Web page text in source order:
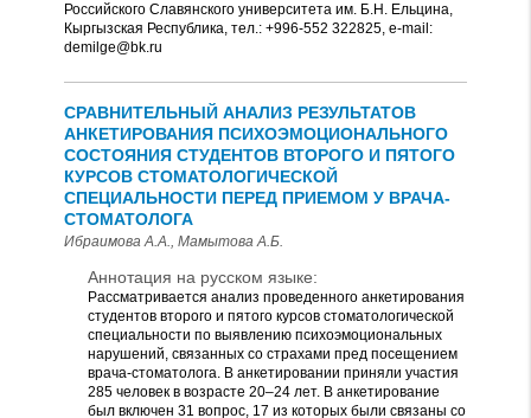
Российского Славянского университета им. Б.Н. Ельцина,
Кыргызская Республика, тел.: +996-552 322825, e-mail:
demilge@bk.ru
СРАВНИТЕЛЬНЫЙ АНАЛИЗ РЕЗУЛЬТАТОВ
АНКЕТИРОВАНИЯ ПСИХОЭМОЦИОНАЛЬНОГО
СОСТОЯНИЯ СТУДЕНТОВ ВТОРОГО И ПЯТОГО
КУРСОВ СТОМАТОЛОГИЧЕСКОЙ
СПЕЦИАЛЬНОСТИ ПЕРЕД ПРИЕМОМ У ВРАЧА-
СТОМАТОЛОГА
Ибраимова А.А., Мамытова А.Б.
Аннотация на русском языке:
Рассматривается анализ проведенного анкетирования
студентов второго и пятого курсов стоматологической
специальности по выявлению психоэмоциональных
нарушений, связанных со страхами пред посещением
врача-стоматолога. В анкетировании приняли участия
285 человек в возрасте 20–24 лет. В анкетирование
был включен 31 вопрос, 17 из которых были связаны со